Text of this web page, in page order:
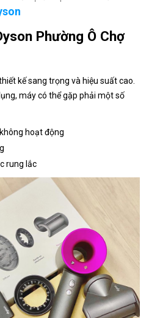
Phường Ô Chợ
kế sang trọng và hiệu suất cao.
máy có thể gặp phải một số
hoạt động
rung lắc